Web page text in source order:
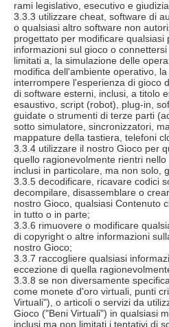
rami legislativo, esecutivo e
3.3.3 utilizzare cheat, software di
o qualsiasi altro software non
progettato per modificare
informazioni sul gioco o
limitati a, la simulazione delle
modifica dell'ambiente operativo,
interrompere l'esperienza di gioco
di software esterni, inclusi, a titolo
esaustivo, script (robot), plug-in,
guidate o strumenti di terze parti
sotto simulatore, sincronizzatori,
mappature della tastiera, telefoni
3.3.4 utilizzare il nostro Gioco per
quello ragionevolmente rientri nello
inclusi in particolare, ma non solo,
3.3.5 decodificare, ricavare codici
decompilare, disassemblare o
nostro Gioco, qualsiasi Contenuto
in tutto o in parte;
3.3.6 rimuovere o modificare
di copyright o altre informazioni
nostro Gioco;
3.3.7 raccogliere qualsiasi
eccezione di quella
3.3.8 se non diversamente
come monete d'oro virtuali, punti
Virtuali"), o articoli o servizi da
Gioco ("Beni Virtuali") in qualsiasi
inclusi ma non limitati i tentativi di